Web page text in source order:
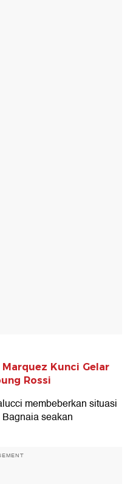
Kunci Gelar
Rossi
membeberkan situasi
seakan